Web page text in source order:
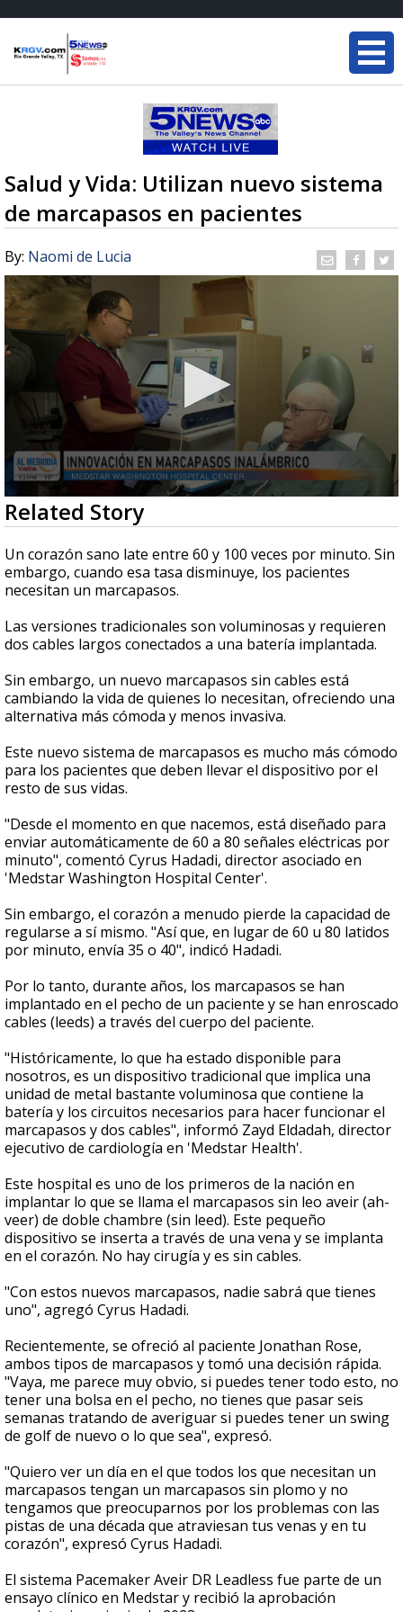
Salud y Vida: Utilizan nuevo sistema
de marcapasos en pacientes
By: Naomi de Lucia
0
seconds
of
2
minutes,
29
seconds
Related Story
Un corazón sano late entre 60 y 100 veces por minuto. Sin
embargo, cuando esa tasa disminuye, los pacientes
necesitan un marcapasos.
Las versiones tradicionales son voluminosas y requieren
dos cables largos conectados a una batería implantada.
Sin embargo, un nuevo marcapasos sin cables está
cambiando la vida de quienes lo necesitan, ofreciendo una
alternativa más cómoda y menos invasiva.
Este nuevo sistema de marcapasos es mucho más cómodo
para los pacientes que deben llevar el dispositivo por el
resto de sus vidas.
"Desde el momento en que nacemos, está diseñado para
enviar automáticamente de 60 a 80 señales eléctricas por
minuto", comentó Cyrus Hadadi, director asociado en
'Medstar Washington Hospital Center'.
Sin embargo, el corazón a menudo pierde la capacidad de
regularse a sí mismo. "Así que, en lugar de 60 u 80 latidos
por minuto, envía 35 o 40", indicó Hadadi.
Por lo tanto, durante años, los marcapasos se han
implantado en el pecho de un paciente y se han enroscado
cables (leeds) a través del cuerpo del paciente.
"Históricamente, lo que ha estado disponible para
nosotros, es un dispositivo tradicional que implica una
unidad de metal bastante voluminosa que contiene la
batería y los circuitos necesarios para hacer funcionar el
marcapasos y dos cables", informó Zayd Eldadah, director
ejecutivo de cardiología en 'Medstar Health'.
Este hospital es uno de los primeros de la nación en
implantar lo que se llama el marcapasos sin leo aveir (ah-
veer) de doble chambre (sin leed). Este pequeño
dispositivo se inserta a través de una vena y se implanta
en el corazón. No hay cirugía y es sin cables.
"Con estos nuevos marcapasos, nadie sabrá que tienes
uno", agregó Cyrus Hadadi.
Recientemente, se ofreció al paciente Jonathan Rose,
ambos tipos de marcapasos y tomó una decisión rápida.
"Vaya, me parece muy obvio, si puedes tener todo esto, no
tener una bolsa en el pecho, no tienes que pasar seis
semanas tratando de averiguar si puedes tener un swing
de golf de nuevo o lo que sea", expresó.
"Quiero ver un día en el que todos los que necesitan un
marcapasos tengan un marcapasos sin plomo y no
tengamos que preocuparnos por los problemas con las
pistas de una década que atraviesan tus venas y en tu
corazón", expresó Cyrus Hadadi.
El sistema Pacemaker Aveir DR Leadless fue parte de un
ensayo clínico en Medstar y recibió la aprobación